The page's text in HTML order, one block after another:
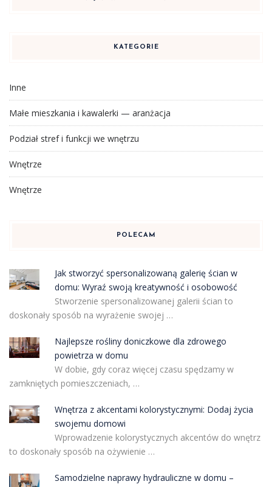
KATEGORIE
Inne
Małe mieszkania i kawalerki — aranżacja
Podział stref i funkcji we wnętrzu
Wnętrze
Wnętrze
POLECAM
Jak stworzyć spersonalizowaną galerię ścian w
domu: Wyraź swoją kreatywność i osobowość
Stworzenie spersonalizowanej galerii ścian to
doskonały sposób na wyrażenie swojej …
Najlepsze rośliny doniczkowe dla zdrowego
powietrza w domu
W dobie, gdy coraz więcej czasu spędzamy w
zamkniętych pomieszczeniach, …
Wnętrza z akcentami kolorystycznymi: Dodaj życia
swojemu domowi
Wprowadzenie kolorystycznych akcentów do wnętrz
to doskonały sposób na ożywienie …
Samodzielne naprawy hydrauliczne w domu –